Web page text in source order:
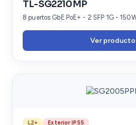
TL-SG2210MP
8 puertos GbE PoE+ - 2 SFP 1G -
Ver producto
L2+ Exterior IP55